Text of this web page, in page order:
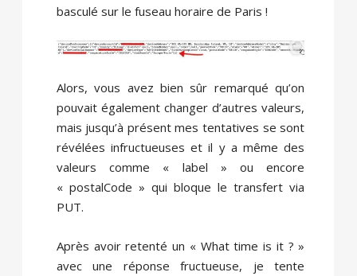
basculé sur le fuseau horaire de Paris !
Alors, vous avez bien sûr remarqué qu’on
pouvait également changer d’autres valeurs,
mais jusqu’à présent mes tentatives se sont
révélées infructueuses et il y a même des
valeurs comme « label » ou encore
« postalCode » qui bloque le transfert via
PUT.
Après avoir retenté un « What time is it ? »
avec une réponse fructueuse, je tente